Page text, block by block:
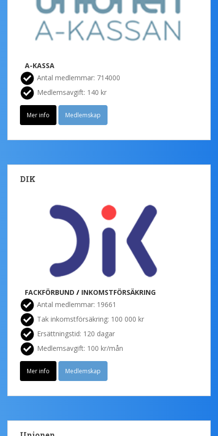
A-KASSA
Antal medlemmar: 714000
Medlemsavgift: 140 kr
Mer info Medlemskap
DIK
FACKFÖRBUND / INKOMSTFÖRSÄKRING
Antal medlemmar: 19661
Tak inkomstförsäkring: 100 000 kr
Ersättningstid: 120 dagar
Medlemsavgift: 100 kr/mån
Mer info Medlemskap